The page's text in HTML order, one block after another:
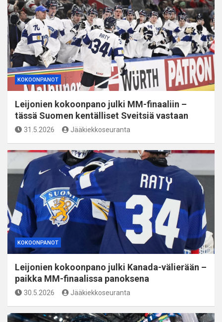
KOKOONPANOT
Leijonien kokoonpano julki MM-finaaliin –
tässä Suomen kentälliset Sveitsiä vastaan
31.5.2026 Jääkiekkoseuranta
KOKOONPANOT
Leijonien kokoonpano julki Kanada-välierään –
paikka MM-finaalissa panoksena
30.5.2026 Jääkiekkoseuranta